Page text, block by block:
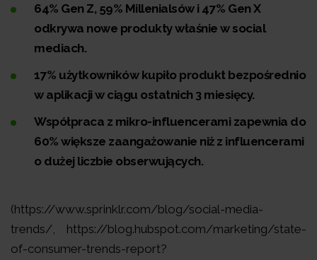
64% Gen Z, 59% Millenialsów i 47% Gen X
odkrywa nowe produkty właśnie w social
mediach.
17% użytkowników kupiło produkt bezpośrednio
w aplikacji w ciągu ostatnich 3 miesięcy.
Współpraca z mikro-influencerami zapewnia do
60% większe zaangażowanie niż z influencerami
o dużej liczbie obserwujących.
(https://www.sprinklr.com/blog/social-media-
trends/, https://blog.hubspot.com/marketing/state-
of-consumer-trends-report?